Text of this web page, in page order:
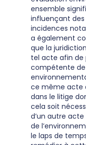
ensemble
influençant des
incidences
a également
que la
tel acte afin de
compétente
ce même acte
dans le litige
cela soit
d’un autre
de
le laps de